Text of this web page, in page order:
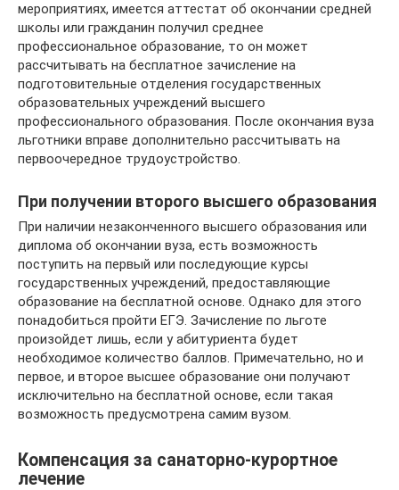
мероприятиях, имеется аттестат об окончании средней
школы или гражданин получил среднее
профессиональное образование, то он может
рассчитывать на бесплатное зачисление на
подготовительные отделения государственных
образовательных учреждений высшего
профессионального образования. После окончания вуза
льготники вправе дополнительно рассчитывать на
первоочередное трудоустройство.
При получении второго высшего образования
При наличии незаконченного высшего образования или
диплома об окончании вуза, есть возможность
поступить на первый или последующие курсы
государственных учреждений, предоставляющие
образование на бесплатной основе. Однако для этого
понадобиться пройти ЕГЭ. Зачисление по льготе
произойдет лишь, если у абитуриента будет
необходимое количество баллов. Примечательно, но и
первое, и второе высшее образование они получают
исключительно на бесплатной основе, если такая
возможность предусмотрена самим вузом.
Компенсация за санаторно-курортное
лечение